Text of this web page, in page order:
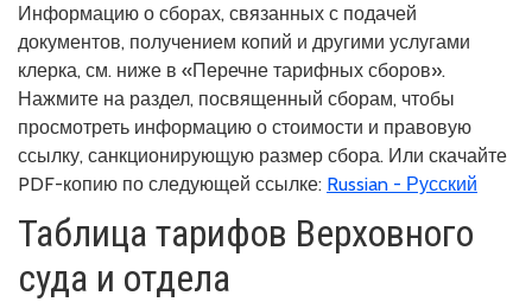
Информацию о сборах, связанных с подачей
документов, получением копий и другими услугами
клерка, см. ниже в «Перечне тарифных сборов».
Нажмите на раздел, посвященный сборам, чтобы
просмотреть информацию о стоимости и правовую
ссылку, санкционирующую размер сбора. Или скачайте
PDF-копию по следующей ссылке: Russian - Русский
Таблица тарифов Верховного
суда и отдела